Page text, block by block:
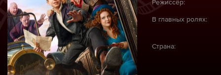
Режиссёр:
В главных ролях:
Страна: